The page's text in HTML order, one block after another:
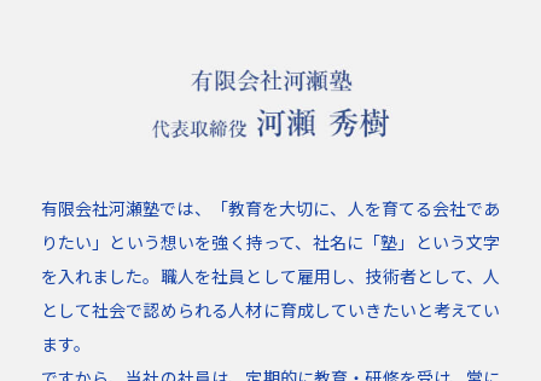
有限会社河瀬塾では、「教育を大切に、人を育てる会社であ
りたい」という想いを強く持って、社名に「塾」という文字
を入れました。職人を社員として雇用し、技術者として、人
として社会で認められる人材に育成していきたいと考えてい
ます。